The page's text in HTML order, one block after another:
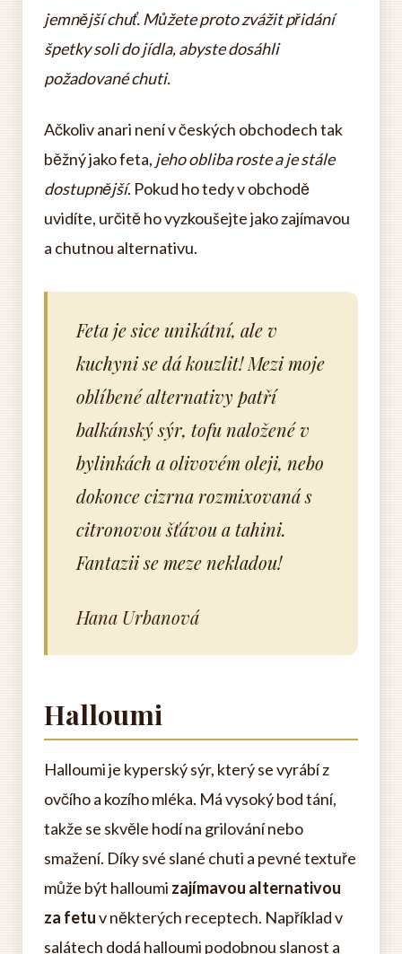
jemnější chuť. Můžete proto zvážit přidání
špetky soli do jídla, abyste dosáhli
požadované chuti.
Ačkoliv anari není v českých obchodech tak
běžný jako feta, jeho obliba roste a je stále
dostupnější. Pokud ho tedy v obchodě
uvidíte, určitě ho vyzkoušejte jako zajímavou
a chutnou alternativu.
Feta je sice unikátní, ale v
kuchyni se dá kouzlit! Mezi moje
oblíbené alternativy patří
balkánský sýr, tofu naložené v
bylinkách a olivovém oleji, nebo
dokonce cizrna rozmixovaná s
citronovou šťávou a tahini.
Fantazii se meze nekladou!
Hana Urbanová
Halloumi
Halloumi je kyperský sýr, který se vyrábí z
ovčího a kozího mléka. Má vysoký bod tání,
takže se skvěle hodí na grilování nebo
smažení. Díky své slané chuti a pevné textuře
může být halloumi zajímavou alternativou
za fetuv některých receptech. Například v
salátech dodá halloumi podobnou slanost a